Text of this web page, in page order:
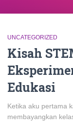
UNCATEGORIZED
Kisah
Edukasi
Ketika aku pertama
membayangkan